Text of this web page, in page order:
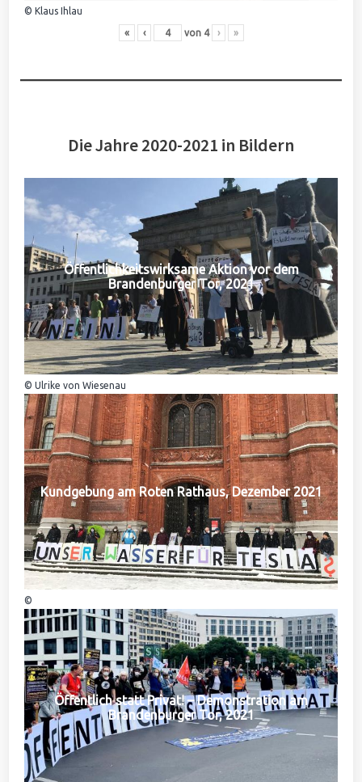
© Klaus Ihlau
« ‹ von 4 › »
Die Jahre 2020-2021 in Bildern
Öffentlichkeitswirksame Aktion vor dem
Brandenburger Tor, 2021
© Ulrike von Wiesenau
Kundgebung am Roten Rathaus, Dezember 2021
©
Öffentlich statt Privat! – Demonstration am
Brandenburger Tor, 2021